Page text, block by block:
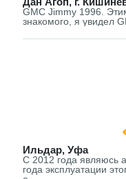
GMC Jimmy 1996.
знакомого, я увидел
Ильдар, Уфа
С 2012 года являюсь
года эксплуатации